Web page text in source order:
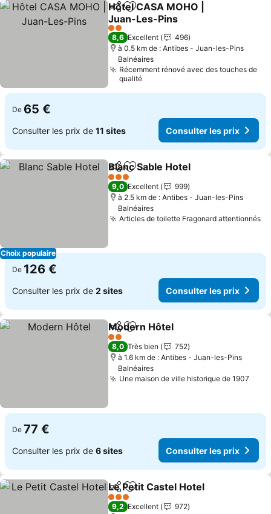
PartagerAjouter à mes favoris
Hôtel CASA MOHO |
Juan-Les-Pins
Consulter les prix
2 Étoiles
8,6 Excellent
496
à 0.5 km de : Antibes - Juan-les-Pins
Balnéaires
Récemment rénové avec des touches de
qualité
De 65 €
Consulter les prix de 11 sites Consulter les prix
Choix populaire
PartagerAjouter à mes favoris
Blanc Sable Hotel
3 Étoiles
9,0 Excellent
999
à 2.5 km de : Antibes - Juan-les-Pins
Balnéaires
Articles de toilette Fragonard attentionnés
De 126 €
Consulter les prix de 2 sites Consulter les prix
PartagerAjouter à mes favoris
Modern Hôtel
2 Étoiles
8,0 Très bien
752
à 1.6 km de : Antibes - Juan-les-Pins
Balnéaires
Une maison de ville historique de 1907
De 77 €
Consulter les prix de 6 sites Consulter les prix
PartagerAjouter à mes favoris
Le Petit Castel Hotel
3 Étoiles
9,2 Excellent
972